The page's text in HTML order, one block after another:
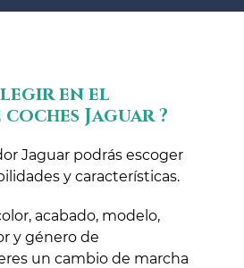
en el
Jaguar ?
Jaguar podrás escoger
y características.
acabado, modelo,
y género de
un cambio de marcha